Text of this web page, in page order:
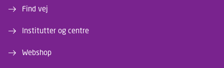
Find vej
Institutter og centre
Webshop